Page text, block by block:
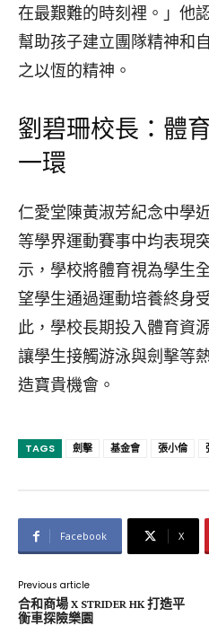
在最艱難的時刻裡。」他
幫助孩子建立團隊精神和
之以恆的精神。
劉碧珊校長：體
一環
仁愛堂陳黃淑芳紀念中學
等學界運動賽事中均表現
示，學校將體育視為學生
望學生通過運動培養終身
此，學校長期投入體育資
讓學生接觸游泳與劍擊等
造寶貴機會。
TAGS 劍擊 基金會 張小倫
Facebook X
Previous article
合和商場 X STRIDER HK 打造平
衡車探險樂園